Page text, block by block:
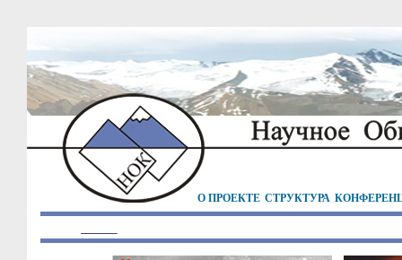
О ПРОЕКТЕ СТРУКТУРА